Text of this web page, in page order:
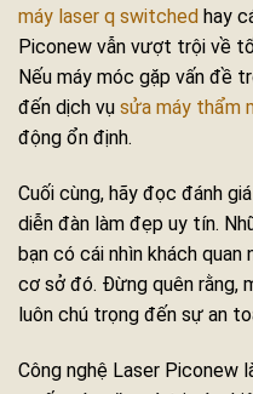
máy laser q switched hay
Piconew vẫn vượt trội về
Nếu máy móc gặp vấn đề
đến dịch vụ sửa máy thẩm
động ổn định.
Cuối cùng, hãy đọc đánh
diễn đàn làm đẹp uy tín.
bạn có cái nhìn khách
cơ sở đó. Đừng quên rằng,
luôn chú trọng đến sự an
Công nghệ Laser Piconew